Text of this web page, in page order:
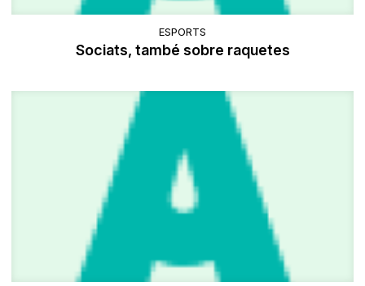
ESPORTS
Sociats, també sobre raquetes